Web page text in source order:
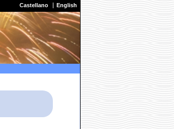
Castellano English